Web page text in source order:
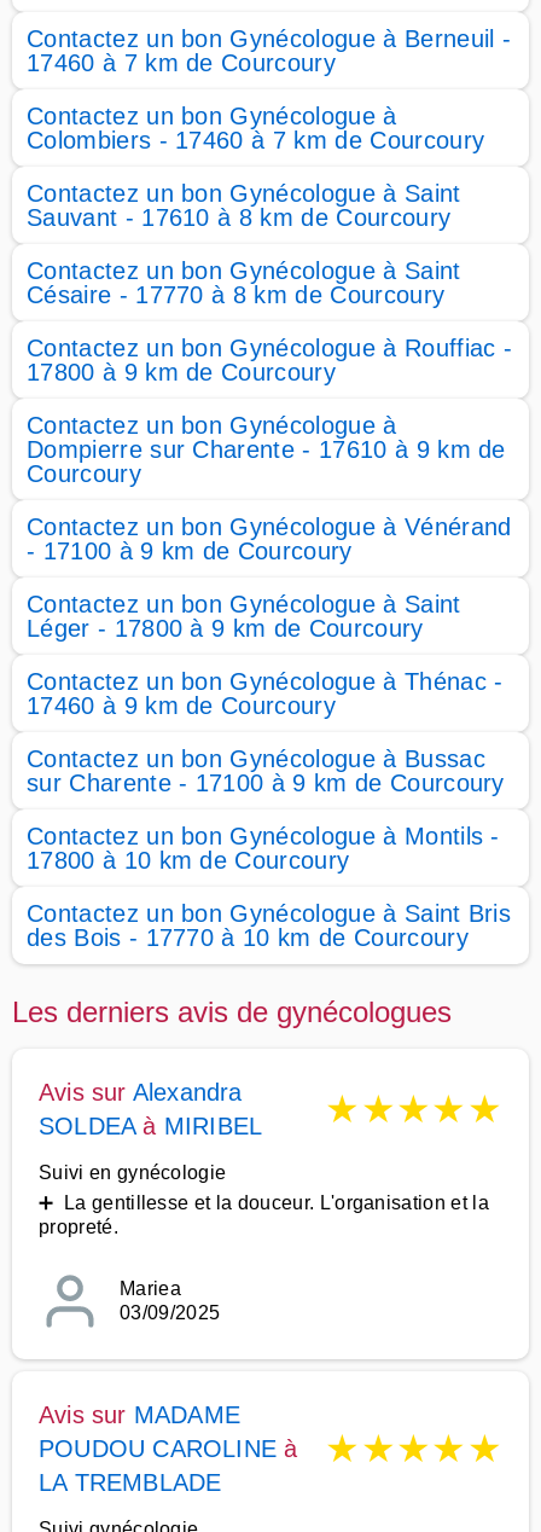
Contactez un bon Gynécologue à Berneuil -
17460 à 7 km de Courcoury
Contactez un bon Gynécologue à
Colombiers - 17460 à 7 km de Courcoury
Contactez un bon Gynécologue à Saint
Sauvant - 17610 à 8 km de Courcoury
Contactez un bon Gynécologue à Saint
Césaire - 17770 à 8 km de Courcoury
Contactez un bon Gynécologue à Rouffiac -
17800 à 9 km de Courcoury
Contactez un bon Gynécologue à
Dompierre sur Charente - 17610 à 9 km de
Courcoury
Contactez un bon Gynécologue à Vénérand
- 17100 à 9 km de Courcoury
Contactez un bon Gynécologue à Saint
Léger - 17800 à 9 km de Courcoury
Contactez un bon Gynécologue à Thénac -
17460 à 9 km de Courcoury
Contactez un bon Gynécologue à Bussac
sur Charente - 17100 à 9 km de Courcoury
Contactez un bon Gynécologue à Montils -
17800 à 10 km de Courcoury
Contactez un bon Gynécologue à Saint Bris
des Bois - 17770 à 10 km de Courcoury
Les derniers avis de gynécologues
Avis sur Alexandra
SOLDEAà MIRIBEL ★★★★★
Suivi en gynécologie
➕ La gentillesse et la douceur. L'organisation et la
propreté.
Mariea
03/09/2025
Avis sur MADAME
POUDOU CAROLINE à
LA TREMBLADE
★★★★★